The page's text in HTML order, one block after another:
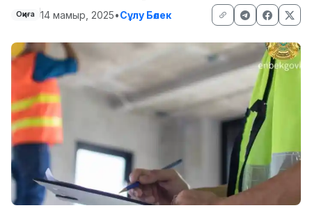
Оқиға 14 мамыр, 2025•Сұлу Бөлек